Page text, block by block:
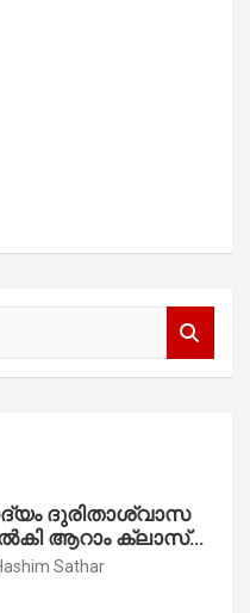
ദുരിതാശ്വാസ
ആറാം ക്ലാസ്
Sathar